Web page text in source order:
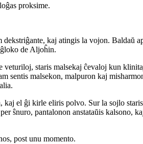
proksime.
kaj atingis la vojon. Baldaŭ
de Aljoĥin.
staris malsekaj ĉevaloj kun
sentis malsekon, malpuron kaj
el ĝi kirle eliris polvo. Sur la sojlo
ŝnuro, pantalonon anstataŭis
post unu momento.